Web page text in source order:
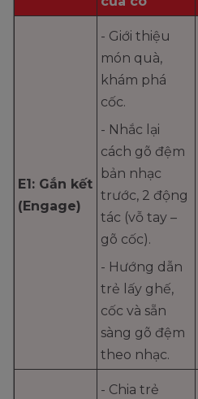
E1: Gắn kết
(Engage)
- Giới thiệu
món quà,
khám phá
cốc.
- Nhắc lại
cách gõ đệm
bản nhạc
trước, 2 động
tác (vỗ tay –
gõ cốc).
- Hướng dẫn
trẻ lấy ghế,
cốc và sẵn
sàng gõ đệm
theo nhạc.
- Chia trẻ